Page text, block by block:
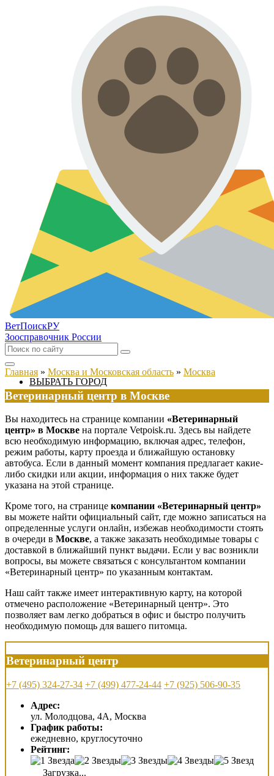
ВетПоискРУ
Зоосправочник России
ВЫБРАТЬ ГОРОД
Главная » Москва и Московская область » Москва
Ветеринарный центр в Москве
Вы находитесь на странице компании «Ветеринарный
центр» в Москве на портале Vetpoisk.ru. Здесь вы найдете
всю необходимую информацию, включая адрес, телефон,
режим работы, карту проезда и ближайшую остановку
автобуса. Если в данный момент компания предлагает какие-
либо скидки или акции, информация о них также будет
указана на этой странице.
Кроме того, на странице компании «Ветеринарный центр»
вы можете найти официальный сайт, где можно записаться на
определенные услуги онлайн, избежав необходимости стоять
в очереди в Москве, а также заказать необходимые товары с
доставкой в ближайший пункт выдачи. Если у вас возникли
вопросы, вы можете связаться с консультантом компании
«Ветеринарный центр» по указанным контактам.
Наш сайт также имеет интерактивную карту, на которой
отмечено расположение «Ветеринарный центр». Это
позволяет вам легко добраться в офис и быстро получить
необходимую помощь для вашего питомца.
Ветеринарный центр
+7 (495) 324-27-34 +7 (499) 477-24-44 +7 (925) 506-90-35
Адрес:
ул. Молодцова, 4А, Москва
График работы:
ежедневно, круглосуточно
Рейтинг:
Загрузка...